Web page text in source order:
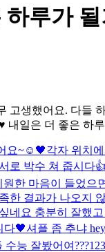
하루가
고생했어요. 다들
내일은 더 좋은 하
요~☺️ 🖤각자 위치
로 박수 쳐 줍시다
원한 마음이 들었으
한 결과가 나오지
네요 충분히 잘했
다🖤셔플 좀 추냐
수능 잘봤어여???